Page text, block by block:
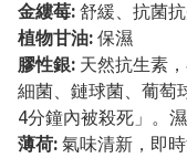
金縷莓: 舒緩、抗菌
植物甘油: 保濕
膠性銀: 天然抗生素
細菌、鏈球菌、葡萄
4分鐘內被殺死」。
薄荷: 氣味清新，即